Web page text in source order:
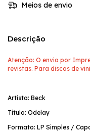
Meios de envio
Descrição
Atenção: O envio por
revistas. Para discos de
Artista: Beck
Título: Odelay
Formato: LP Simples /